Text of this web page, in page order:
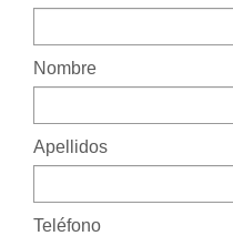
Nombre
Apellidos
Teléfono